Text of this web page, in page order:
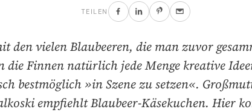
TEILEN
den vielen Blaubeeren, die man zuvor
die Finnen natürlich jede Menge kreative
bestmöglich »in Szene zu setzen«.
empfiehlt Blaubeer-Käsekuchen. Hier